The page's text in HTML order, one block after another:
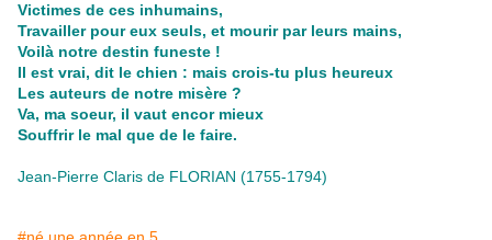
Victimes de ces inhumains,
Travailler pour eux seuls, et mourir par leurs mains,
Voilà notre destin funeste !
Il est vrai, dit le chien : mais crois-tu plus heureux
Les auteurs de notre misère ?
Va, ma soeur, il vaut encor mieux
Souffrir le mal que de le faire.
Jean-Pierre Claris de FLORIAN (1755-1794)